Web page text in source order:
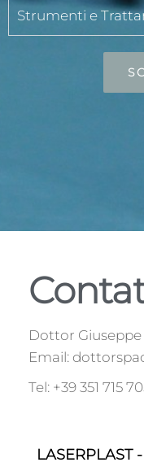
Strumenti e
Dottor Giuseppe
Email:
Tel: +39 351 715
LASERPLAST